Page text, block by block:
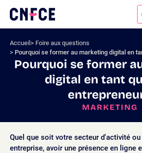
contenu
menu
Logo
site
Accueil
Foire aux questions
Pourquoi se former au marketing digital en
Pourquoi se former
digital en tant
MARKETING
Quel que soit votre secteur d'activité
entreprise, avoir une présence en ligne